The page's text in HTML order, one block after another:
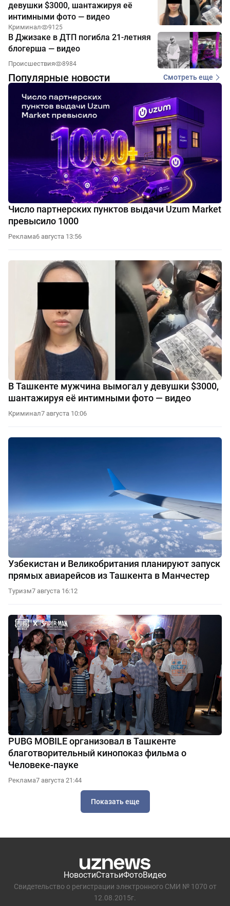
девушки $3000, шантажируя её
интимными фото — видео
Криминал 9125
В Джизаке в ДТП погибла 21-летняя
блогерша — видео
Происшествия 8984
Популярные новости Смотреть еще
Число партнерских пунктов выдачи Uzum Market
превысило 1000
Реклама6 августа 13:56
В Ташкенте мужчина вымогал у девушки $3000,
шантажируя её интимными фото — видео
Криминал7 августа 10:06
Узбекистан и Великобритания планируют запуск
прямых авиарейсов из Ташкента в Манчестер
Туризм7 августа 16:12
PUBG MOBILE организовал в Ташкенте
благотворительный кинопоказ фильма о
Человеке-пауке
Реклама7 августа 21:44
Показать еще
НовостиСтатьиФотоВидео
Свидетельство о регистрации электронного СМИ № 1070 от
12.08.2015г.